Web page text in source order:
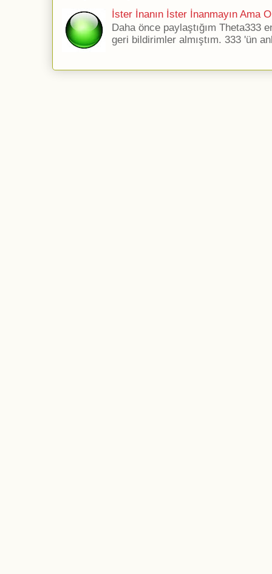
İster İnanın İster İnanmayın Ama
Daha önce paylaştığım Theta333
geri bildirimler almıştım. 333 'ün